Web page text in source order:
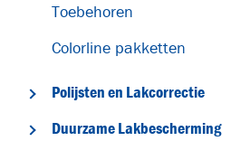
Toebehoren
Colorline pakketten
Polijsten en Lakcorrectie
Duurzame Lakbescherming